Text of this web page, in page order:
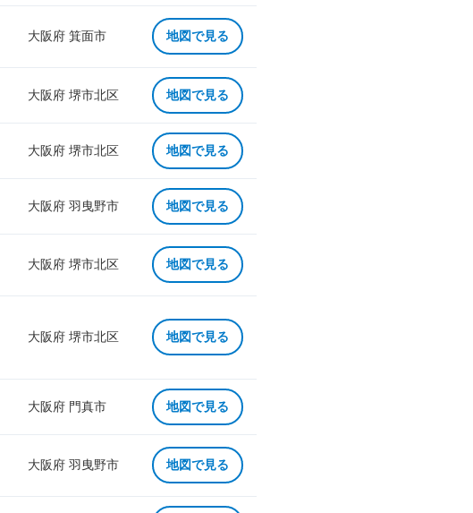
大阪府 箕面市 地図で見る
大阪府 堺市北区 地図で見る
大阪府 堺市北区 地図で見る
大阪府 羽曳野市 地図で見る
大阪府 堺市北区 地図で見る
大阪府 堺市北区 地図で見る
大阪府 門真市 地図で見る
大阪府 羽曳野市 地図で見る